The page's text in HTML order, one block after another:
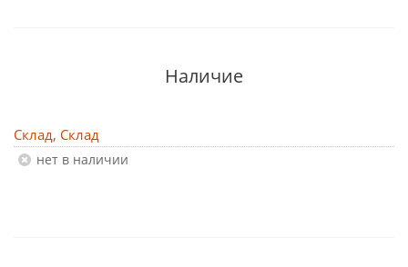
Наличие
Склад, Склад
Нет в наличии